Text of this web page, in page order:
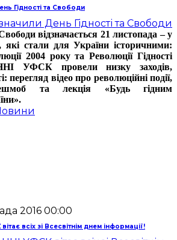
Гідності та Свободи
відзначається 21 листопада – у
які стали для України історичними:
2004 року та Революції Гідності
УФСК провели низку заходів,
перегляд відео про революційні події,
та лекція «Будь гідним
2016 00:00
всіх зі Всесвітнім днем інформації!